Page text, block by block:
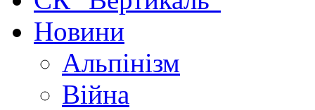
Новини
Альпінізм
Війна